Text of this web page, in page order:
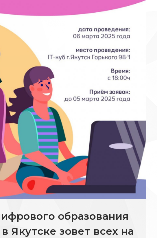
образования
в Якутске зовет всех на